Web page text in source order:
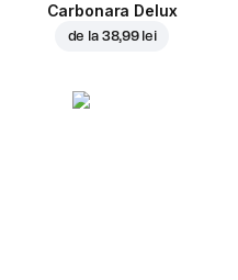
Carbonara Delux
de la 38,99 lei